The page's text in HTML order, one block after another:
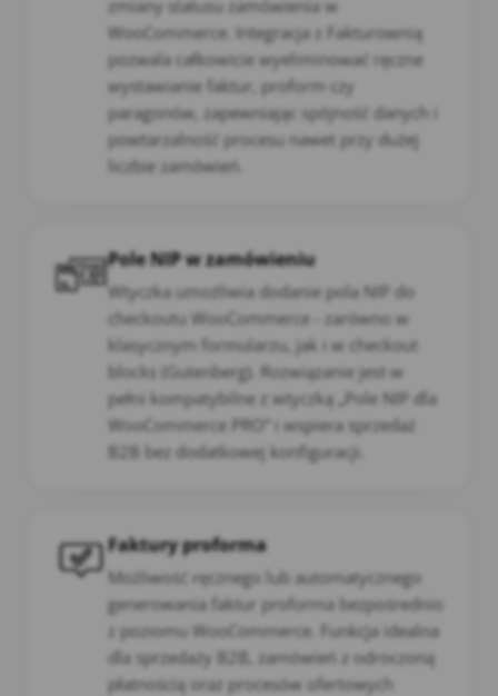
zmiany statusu zamówienia w
WooCommerce. Integracja z Fakturownią
pozwala całkowicie wyeliminować ręczne
wystawianie faktur, proform czy
paragonów, zapewniając spójność danych i
powtarzalność procesu nawet przy dużej
liczbie zamówień.
Pole NIP w zamówieniu
Wtyczka umożliwia dodanie pola NIP do
checkoutu WooCommerce - zarówno w
klasycznym formularzu, jak i w checkout
blocks (Gutenberg). Rozwiązanie jest w
pełni kompatybilne z wtyczką „Pole NIP dla
WooCommerce PRO” i wspiera sprzedaż
B2B bez dodatkowej konfiguracji.
Faktury proforma
Możliwość ręcznego lub automatycznego
generowania faktur proforma bezpośrednio
z poziomu WooCommerce. Funkcja idealna
dla sprzedaży B2B, zamówień z odroczoną
płatnością oraz procesów ofertowych